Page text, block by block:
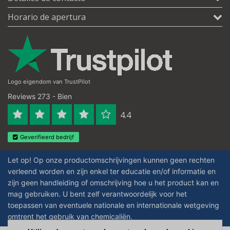
Horario de apertura
Logo eigendom van TrustPilot
Reviews 273 - Bien
4.4
Geverifieerd bedrijf
Let op! Op onze productomschrijvingen kunnen geen rechten
verleend worden en zijn enkel ter educatie en/of informatie en
zijn geen handleiding of omschrijving hoe u het product kan en
mag gebruiken. U bent zelf verantwoordelijk voor het
toepassen van eventuele nationale en internationale wetgeving
omtrent het gebruik van chemicaliën.